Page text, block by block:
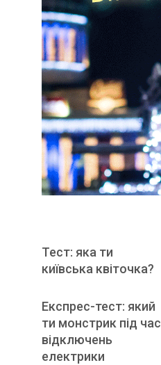
Тест: яка ти
київська квіточка?
Експрес-тест: який
ти монстрик під час
відключень
електрики